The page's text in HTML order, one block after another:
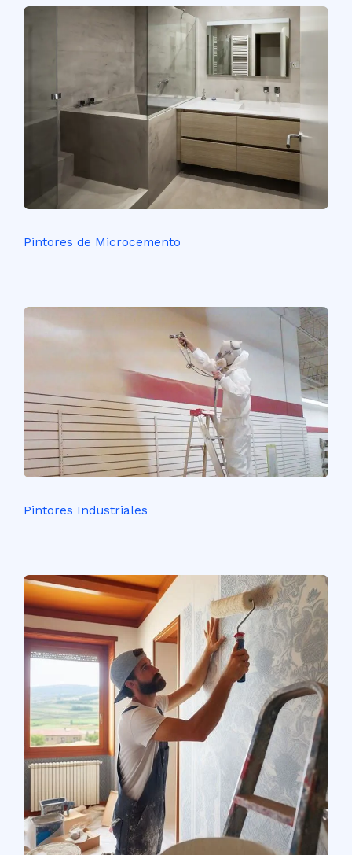
Pintores de Microcemento
Pintores Industriales